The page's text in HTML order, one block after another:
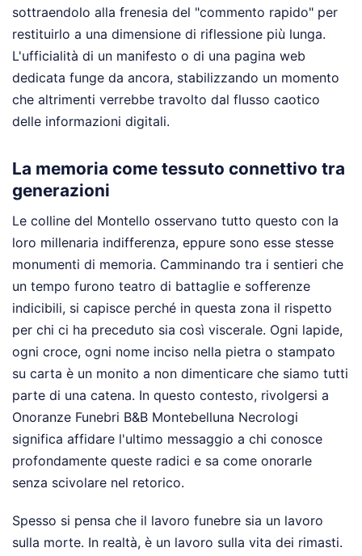
sottraendolo alla frenesia del "commento rapido" per
restituirlo a una dimensione di riflessione più lunga.
L'ufficialità di un manifesto o di una pagina web
dedicata funge da ancora, stabilizzando un momento
che altrimenti verrebbe travolto dal flusso caotico
delle informazioni digitali.
La memoria come tessuto connettivo tra
generazioni
Le colline del Montello osservano tutto questo con la
loro millenaria indifferenza, eppure sono esse stesse
monumenti di memoria. Camminando tra i sentieri che
un tempo furono teatro di battaglie e sofferenze
indicibili, si capisce perché in questa zona il rispetto
per chi ci ha preceduto sia così viscerale. Ogni lapide,
ogni croce, ogni nome inciso nella pietra o stampato
su carta è un monito a non dimenticare che siamo tutti
parte di una catena. In questo contesto, rivolgersi a
Onoranze Funebri B&B Montebelluna Necrologi
significa affidare l'ultimo messaggio a chi conosce
profondamente queste radici e sa come onorarle
senza scivolare nel retorico.
Spesso si pensa che il lavoro funebre sia un lavoro
sulla morte. In realtà, è un lavoro sulla vita dei rimasti.